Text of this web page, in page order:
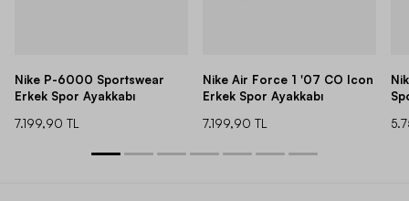
Nike P-6000 Sportswear
Erkek Spor Ayakkabı
7.199,90 TL
Nike Air Force 1 '07 CO Icon
Erkek Spor Ayakkabı
7.199,90 TL